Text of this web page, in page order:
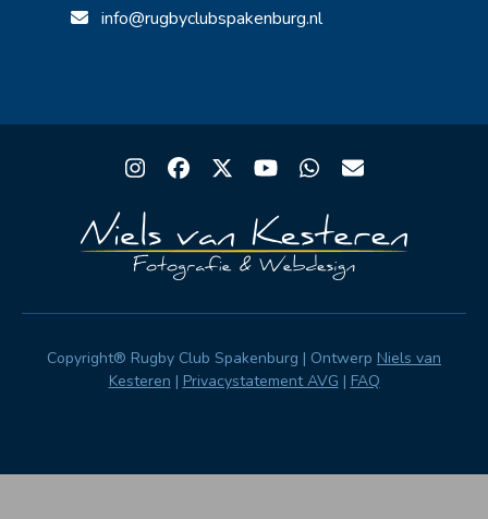
info@rugbyclubspakenburg.nl
Instagram
Facebook
TwitterYouTubeWhatsapp
Email
Copyright® Rugby Club Spakenburg | Ontwerp Niels van
Kesteren | Privacystatement AVG | FAQ